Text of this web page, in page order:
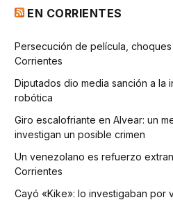
EN CORRIENTES
Persecución de película,
Corrientes
Diputados dio media sanción a la
robótica
Giro escalofriante en Alvear: un
investigan un posible crimen
Un venezolano es refuerzo
Corrientes
Cayó «Kike»: lo investigaban por